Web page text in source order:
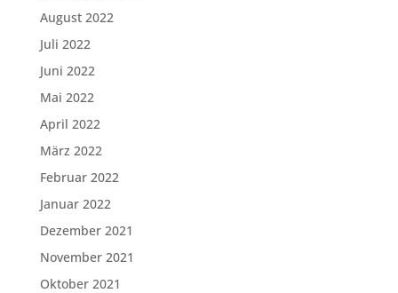
August 2022
Juli 2022
Juni 2022
Mai 2022
April 2022
März 2022
Februar 2022
Januar 2022
Dezember 2021
November 2021
Oktober 2021